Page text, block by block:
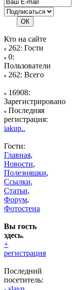
Кто на сайте
262: Гости
0:
Пользователи
262: Всего
16908:
Зарегистрировано
Последняя
регистрация:
iakup..
Гости:
Главная,
Новости,
Полезняшки,
Ссылки,
Статьи,
Форум,
Фотостена
Вы гость
здесь.
+
регистрация
Последний
посетитель: